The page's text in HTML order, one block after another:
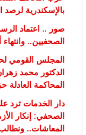
بالإسكندرية لرصد
صور .. اعتماد
الصحفيين.. وانتهاء
المجلس القومي
الدكتور محمد
المحاكمة العادلة
دار الخدمات ترد
الصحفي: إنكار
المعاشات..